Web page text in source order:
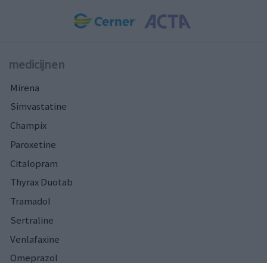
medicijnen
Mirena
Simvastatine
Champix
Paroxetine
Citalopram
Thyrax Duotab
Tramadol
Sertraline
Venlafaxine
Omeprazol